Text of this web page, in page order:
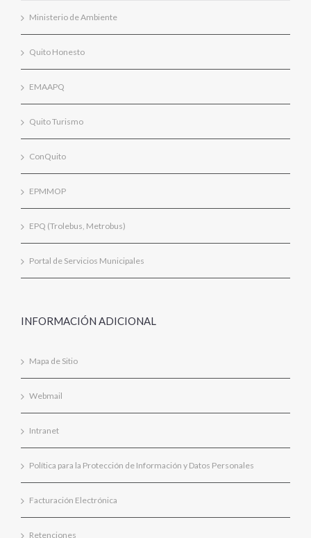
Ministerio de Ambiente
Quito Honesto
EMAAPQ
Quito Turismo
ConQuito
EPMMOP
EPQ (Trolebus, Metrobus)
Portal de Servicios Municipales
INFORMACIÓN ADICIONAL
Mapa de Sitio
Webmail
Intranet
Política para la Protección de Información y Datos Personales
Facturación Electrónica
Retenciones